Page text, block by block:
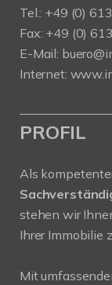
Tel.: +49 (0)
Fax: +49 (0)
E-Mail:
Internet:
PROFIL
Als
stehen wir
Ihrer Immobilie
Mit